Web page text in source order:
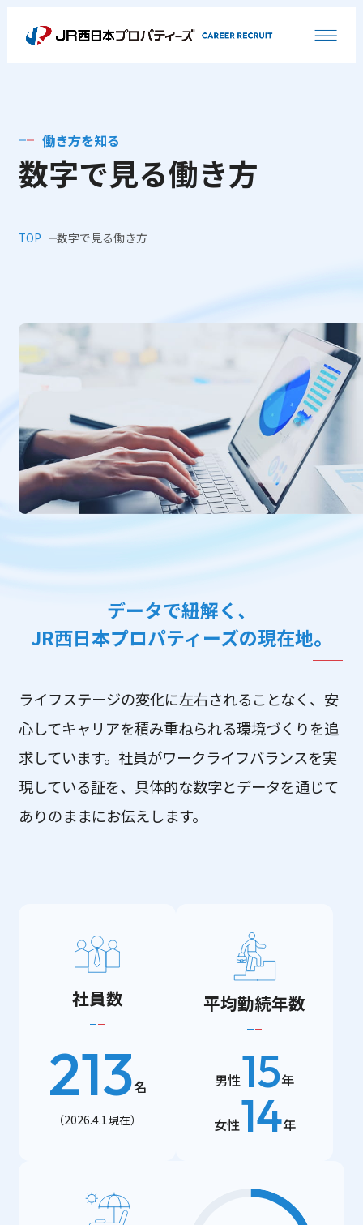
働き方を知る
数字で見る働き方
TOP 数字で見る働き方
データで紐解く、
JR西日本プロパティーズの現在地。
ライフステージの変化に左右されることなく、安
心してキャリアを積み重ねられる環境づくりを追
求しています。 社員がワークライフバランスを実
現している証を、具体的な数字とデータを通じて
ありのままにお伝えします。
社員数
213名
（2026.4.1現在）
平均勤続年数
男性15年
女性14年